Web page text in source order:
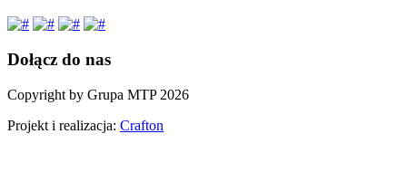
Dołącz do nas
Copyright by Grupa MTP 2026
Projekt i realizacja: Crafton